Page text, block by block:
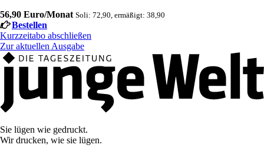
56,90 Euro/Monat Soli: 72,90, ermäßigt: 38,90
Bestellen
Kurzzeitabo abschließen
Zur aktuellen Ausgabe
Sie lügen wie gedruckt.
Wir drucken, wie sie lügen.